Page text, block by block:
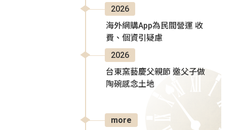
2026
海外網購App為民間營運 收
費、個資引疑慮
2026
台東窯藝慶父親節 邀父子做
陶碗感念土地
more